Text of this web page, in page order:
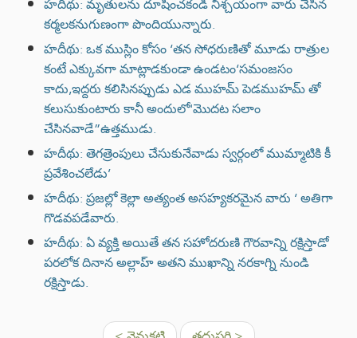
కర్మలకనుగుణంగా పొందియున్నారు.
హదీథు: ఒక ముస్లిం కోసం ‘తన సోధరుణితో మూడు రాత్రుల
కంటే ఎక్కువగా మాట్లాడకుండా ఉండటం‘సమంజసం
కాదు,ఇద్దరు కలిసినప్పుడు ఎడ ముహమ్ పెడముహమ్ తో
కలుసుకుంటారు కానీ అందులో'మొదట సలాం
చేసినవాడే”ఉత్తముడు.
హదీథు: తెగత్రెంపులు చేసుకునేవాడు స్వర్గంలో ముమ్మాటికి కీ
ప్రవేశించలేడు’
హదీథు: ప్రజల్లో కెల్లా అత్యంత అసహ్యకరమైన వారు ‘ అతిగా
గొడవపడేవారు.
హదీథు: ఏ వ్యక్తి అయితే తన సహోదరుణి గౌరవాన్ని రక్షిస్తాడో
పరలోక దినాన అల్లాహ్ అతని ముఖాన్ని నరకాగ్ని నుండి
రక్షిస్తాడు.